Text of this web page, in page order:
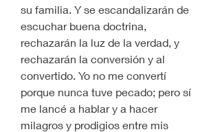
su familia. Y se escandalizarán de
escuchar buena doctrina,
rechazarán la luz de la verdad, y
rechazarán la conversión y al
convertido. Yo no me convertí
porque nunca tuve pecado; pero sí
me lancé a hablar y a hacer
milagros y prodigios entre mis